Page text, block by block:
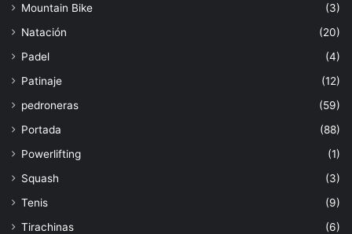
Mountain Bike
(3)
Natación
(20)
Padel
(4)
Patinaje
(12)
pedroneras
(59)
Portada
(88)
Powerlifting
(1)
Squash
(3)
Tenis
(9)
Tirachinas
(6)